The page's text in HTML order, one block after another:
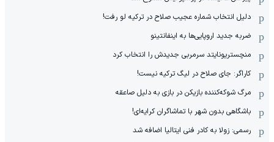
دلیل انتخاب شماره عجیب صلاح در ترکیه لو رفت!
ضربه جدید اروپایی‌ها به اینفانتینو
منچستریونایتد سرمربی جدیدش را انتخاب کرد
کاراگر: جای صلاح در لیگ ترکیه نیست!
مرگ شوکه‌کننده بازیکن در بازی به دلیل صاعقه
باشگاهی بدون شهر با تماشاگران کرایه‌ای!
رسمی: زولا به کادر فنی ایتالیا اضافه شد